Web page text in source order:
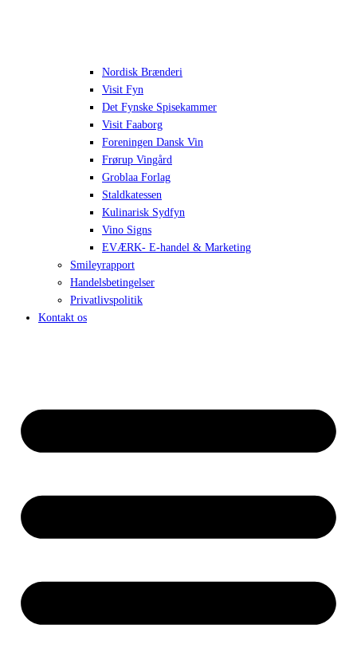
Nordisk Brænderi
Visit Fyn
Det Fynske Spisekammer
Visit Faaborg
Foreningen Dansk Vin
Frørup Vingård
Groblaa Forlag
Staldkatessen
Kulinarisk Sydfyn
Vino Signs
EVÆRK- E-handel & Marketing
Smileyrapport
Handelsbetingelser
Privatlivspolitik
Kontakt os